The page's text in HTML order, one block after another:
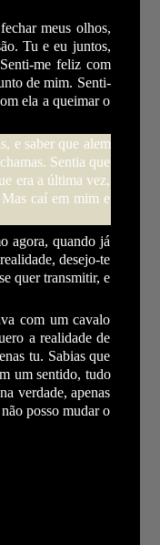
meus olhos,
Tu e eu juntos,
me feliz com
de mim. Senti-
ela a queimar o
e saber que alem
Sentia que
era a última vez,
caí em mim e
agora, quando já
desejo-te
quer transmitir, e
com um cavalo
a realidade de
tu. Sabias que
um sentido, tudo
verdade, apenas
posso mudar o